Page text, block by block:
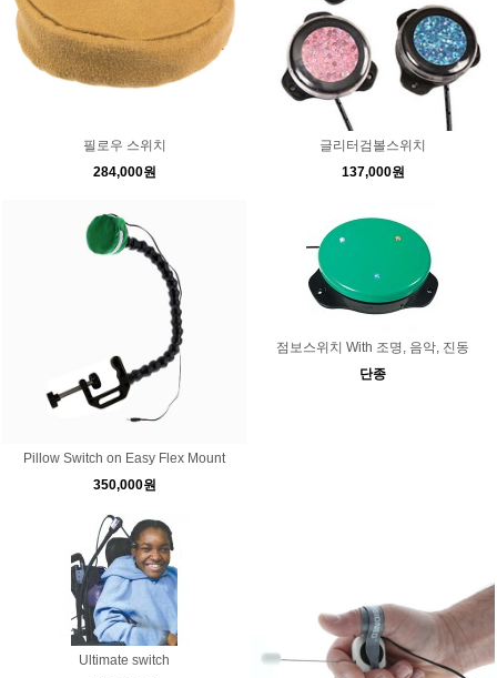
필로우 스위치
284,000원
글리터검볼스위치
137,000원
Pillow Switch on Easy Flex Mount
350,000원
점보스위치 With 조명, 음악, 진동
단종
Ultimate switch